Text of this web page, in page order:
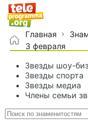
Главная
3 февраля
Звезды шоу-
Звезды спорта
Звезды медиа
Члены семьи